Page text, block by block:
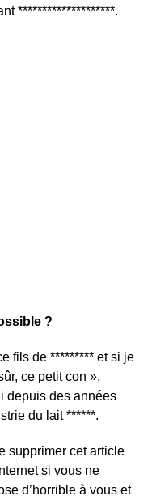
********************.
?
fils de ********* et si je
ce petit con »,
depuis des années
du lait ******.
supprimer cet article
si vous ne
d’horrible à vous et